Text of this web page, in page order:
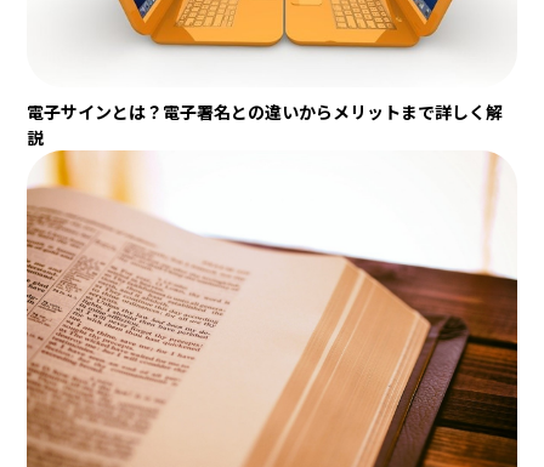
電子サインとは？電子署名との違いからメリットまで詳しく解
説